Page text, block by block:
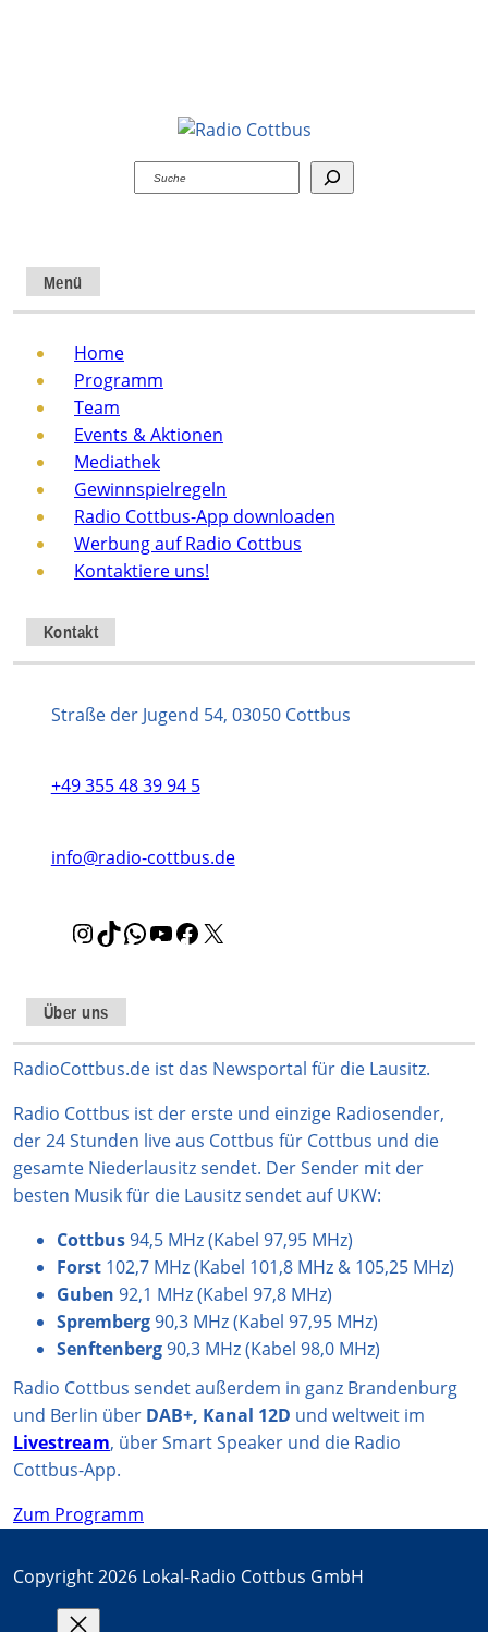
Suchen
Menü
Home
Programm
Team
Events & Aktionen
Mediathek
Gewinnspielregeln
Radio Cottbus-App downloaden
Werbung auf Radio Cottbus
Kontaktiere uns!
Kontakt
Straße der Jugend 54, 03050 Cottbus
+49 355 48 39 94 5
info@radio-cottbus.de
I
t
a
g
a
m
T
o
k
W
s
A
p
Y
u
b
F
b
o
k
Über uns
RadioCottbus.de ist das Newsportal für die Lausitz.
Radio Cottbus ist der erste und einzige Radiosender,
der 24 Stunden live aus Cottbus für Cottbus und die
gesamte Niederlausitz sendet. Der Sender mit der
besten Musik für die Lausitz sendet auf UKW:
Cottbus94,5 MHz (Kabel 97,95 MHz)
Forst 102,7 MHz (Kabel 101,8 MHz & 105,25 MHz)
Guben 92,1 MHz (Kabel 97,8 MHz)
Spremberg90,3 MHz (Kabel 97,95 MHz)
Senftenberg90,3 MHz (Kabel 98,0 MHz)
Radio Cottbus sendet außerdem in ganz Brandenburg
und Berlin über DAB+, Kanal 12D und weltweit im
Livestream, über Smart Speaker und die Radio
Cottbus-App.
Zum Programm
Copyright 2026 Lokal-Radio Cottbus GmbH